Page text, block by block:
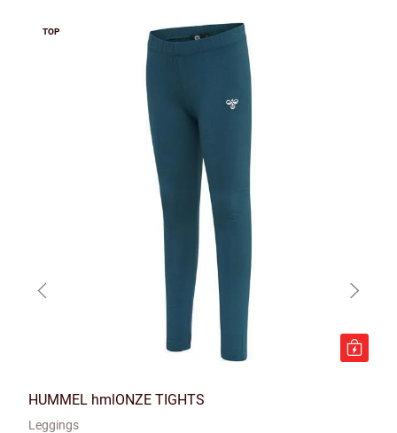
TOP
HUMMEL hmlONZE TIGHTS
Leggings